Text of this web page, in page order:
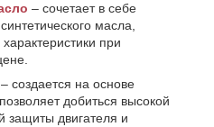
– сочетает в себе
масла,
при
– создается на основе
добиться высокой
защиты двигателя и